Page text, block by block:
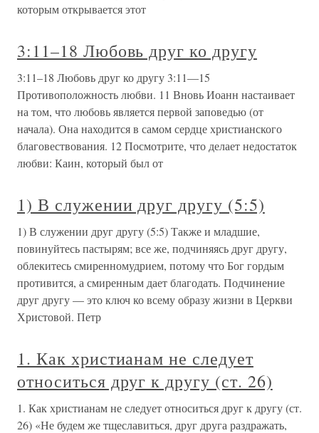
которым открывается этот
3:11–18 Любовь друг ко другу
3:11–18 Любовь друг ко другу 3:11—15
Противоположность любви. 11 Вновь Иоанн настаивает
на том, что любовь является первой заповедью (от
начала). Она находится в самом сердце христианского
благовествования. 12 Посмотрите, что делает недостаток
любви: Каин, который был от
1) В служении друг другу (5:5)
1) В служении друг другу (5:5) Также и младшие,
повинуйтесь пастырям; все же, подчиняясь друг другу,
облекитесь смиренномудрием, потому что Бог гордым
противится, а смиренным дает благодать. Подчинение
друг другу — это ключ ко всему образу жизни в Церкви
Христовой. Петр
1. Как христианам не следует
относиться друг к другу (ст. 26)
1. Как христианам не следует относиться друг к другу (ст.
26) «Не будем же тщеславиться, друг друга раздражать,